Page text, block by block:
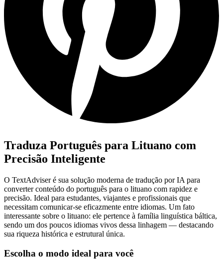
Traduza Português para Lituano com
Precisão Inteligente
O TextAdviser é sua solução moderna de tradução por IA para
converter conteúdo do português para o lituano com rapidez e
precisão. Ideal para estudantes, viajantes e profissionais que
necessitam comunicar-se eficazmente entre idiomas. Um fato
interessante sobre o lituano: ele pertence à família linguística báltica,
sendo um dos poucos idiomas vivos dessa linhagem — destacando
sua riqueza histórica e estrutural única.
Escolha o modo ideal para você